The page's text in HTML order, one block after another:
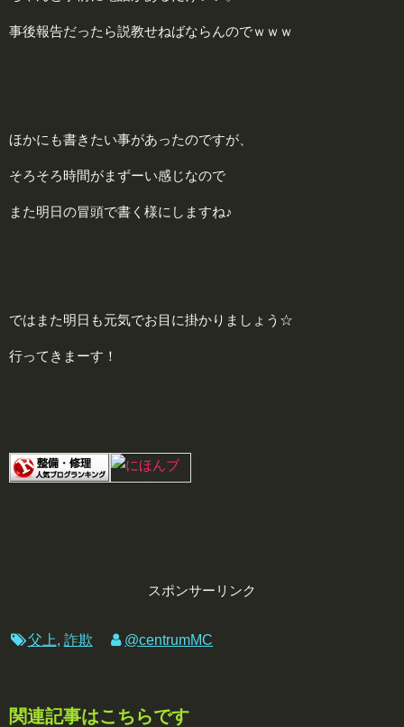
事後報告だったら説教せねばならんのでｗｗｗ
ほかにも書きたい事があったのですが、
そろそろ時間がまずーい感じなので
また明日の冒頭で書く様にしますね♪
ではまた明日も元気でお目に掛かりましょう☆
行ってきまーす！
スポンサーリンク
父上, 詐欺 @centrumMC
関連記事はこちらです